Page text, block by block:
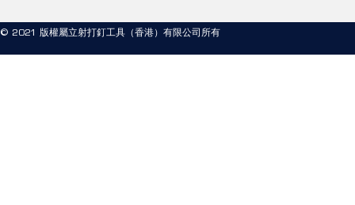
© 2021 版權屬立射打釘工具（香港）有限公司所有